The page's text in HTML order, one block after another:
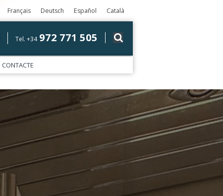
Français Deutsch Español Català
Tel. +34 972 771 505
CONTACTE